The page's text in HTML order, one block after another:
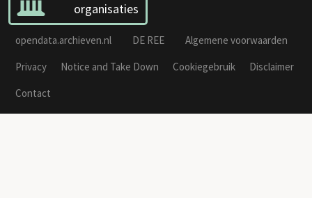
organisaties
opendata.archieven.nl DE REE
Algemene voorwaarden
Privacy
Notice and Take Down Cookiegebruik
Disclaimer
Contact